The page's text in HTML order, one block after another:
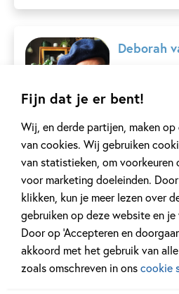
Fijn dat je er bent!
Wij, en derde partijen, maken
van cookies. Wij gebruiken
van statistieken, om voorkeuren
voor marketing doeleinden. Door
klikken, kun je meer lezen over
gebruiken op deze website en je
Door op ‘Accepteren en
akkoord met het gebruik van
zoals omschreven in onscookie
Deborah
In 2002
Deborah van
Leijgraaf
diploma aan...
Lees meer
Beatrix